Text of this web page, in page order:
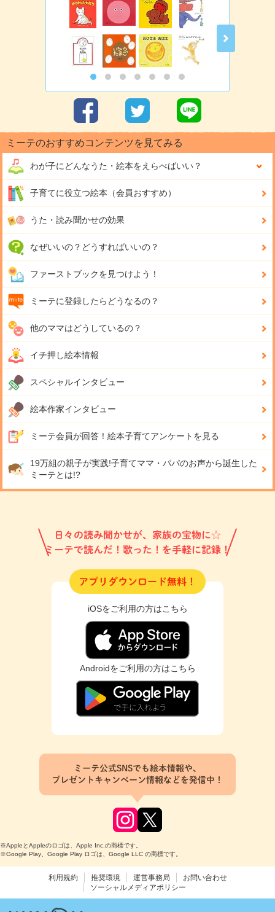
ミーテのおすすめコンテンツを見てみる
わが子にどんなうた・絵本をえらべばいい？
子育てに役立つ絵本（会員おすすめ）
うた・読み聞かせの効果
なぜいいの？どうすればいいの？
ファーストブックを見つけよう！
ミーテに登録したらどうなるの？
他のママはどうしているの？
イチ押し絵本情報
スペシャルインタビュー
絵本作家インタビュー
ミーテ会員が回答！ 絵本子育てアンケートを見る
19万組の親子が実践!子育てママ・パパのお声から誕生した
ミーテとは!?
日々の読み聞かせが、家族の宝物に☆
ミーテで読んだ！歌った！を手軽に記録！
アプリダウンロード無料！
iOSをご利用の方はこちら
Androidをご利用の方はこちら
ミーテ公式SNSでも絵本情報や、
プレゼントキャンペーン情報などを発信中！
※AppleとAppleのロゴは、Apple Inc.の商標です。
※Google Play、Google Play ロゴは、Google LLC の商標です。
利用規約 推奨環境 運営事務局
お問い合わせ
ソーシャルメディアポリシー